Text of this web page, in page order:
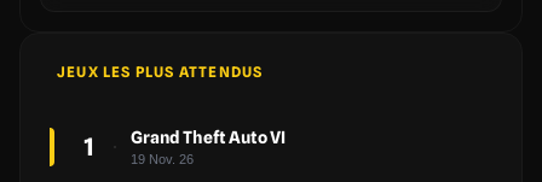
JEUX LES PLUS ATTENDUS
1 Grand Theft Auto VI
19 Nov. 26